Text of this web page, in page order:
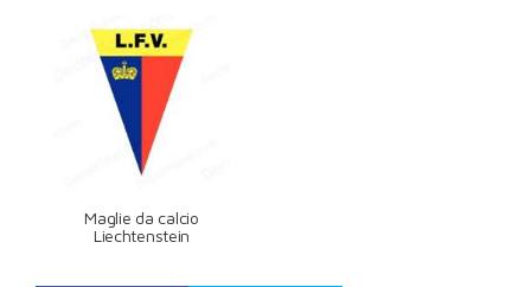
Maglie da calcio
Liechtenstein